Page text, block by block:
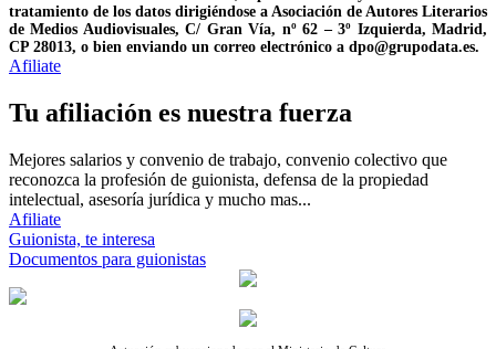
tratamiento de los datos dirigiéndose a Asociación de Autores Literarios
de Medios Audiovisuales, C/ Gran Vía, nº 62 – 3º Izquierda, Madrid,
CP 28013, o bien enviando un correo electrónico a dpo@grupodata.es.
Afiliate
Tu afiliación es nuestra fuerza
Mejores salarios y convenio de trabajo, convenio colectivo que
reconozca la profesión de guionista, defensa de la propiedad
intelectual, asesoría jurídica y mucho mas...
Afiliate
Guionista, te interesa
Documentos para guionistas